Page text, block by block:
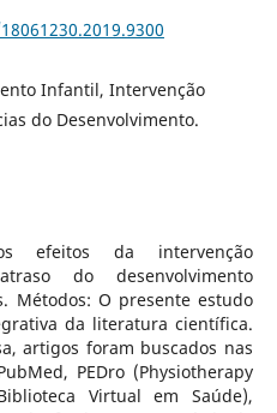
Infantil, Intervenção
do Desenvolvimento.
efeitos da intervenção
do desenvolvimento
Métodos: O presente estudo
da literatura científica.
artigos foram buscados nas
PEDro (Physiotherapy
Virtual em Saúde),